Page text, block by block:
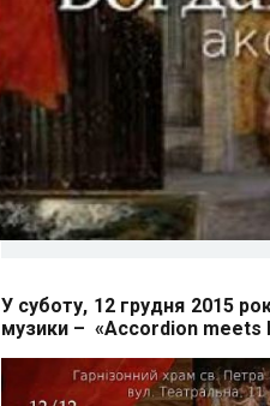
У суботу, 12 грудня 2015
музики – «Accordion meets